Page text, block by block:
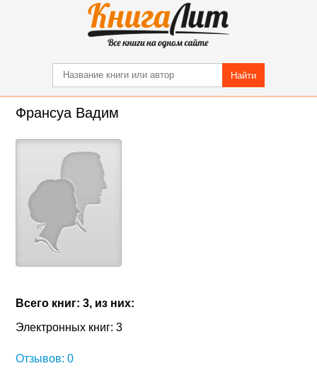
Найти
Франсуа Вадим
Всего книг: 3, из них:
Электронных книг: 3
Отзывов: 0